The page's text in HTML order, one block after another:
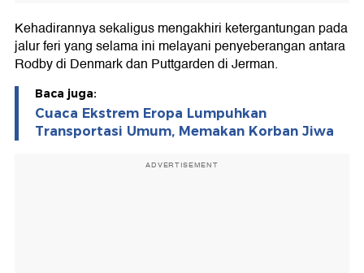
Kehadirannya sekaligus mengakhiri ketergantungan pada
jalur feri yang selama ini melayani penyeberangan antara
Rodby di Denmark dan Puttgarden di Jerman.
Baca juga:
Cuaca Ekstrem Eropa Lumpuhkan
Transportasi Umum, Memakan Korban Jiwa
ADVERTISEMENT